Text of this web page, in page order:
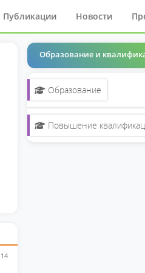
Публикации Новости
Образование и
Образование
Повышение